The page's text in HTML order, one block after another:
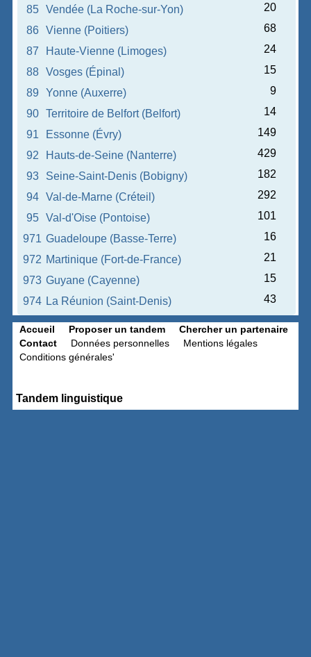
85
Vendée (La Roche-sur-Yon)
20
86
Vienne (Poitiers)
68
87
Haute-Vienne (Limoges)
24
88
Vosges (Épinal)
15
89
Yonne (Auxerre)
9
90
Territoire de Belfort (Belfort)
14
91
Essonne (Évry)
149
92
Hauts-de-Seine (Nanterre)
429
93
Seine-Saint-Denis (Bobigny)
182
94
Val-de-Marne (Créteil)
292
95
Val-d'Oise (Pontoise)
101
971 Guadeloupe (Basse-Terre)
16
972 Martinique (Fort-de-France)
21
973 Guyane (Cayenne)
15
974 La Réunion (Saint-Denis) 43
Accueil Proposer un tandem
Chercher un partenaire
Contact
Données personnelles
Mentions légales
Conditions générales'
Tandem linguistique